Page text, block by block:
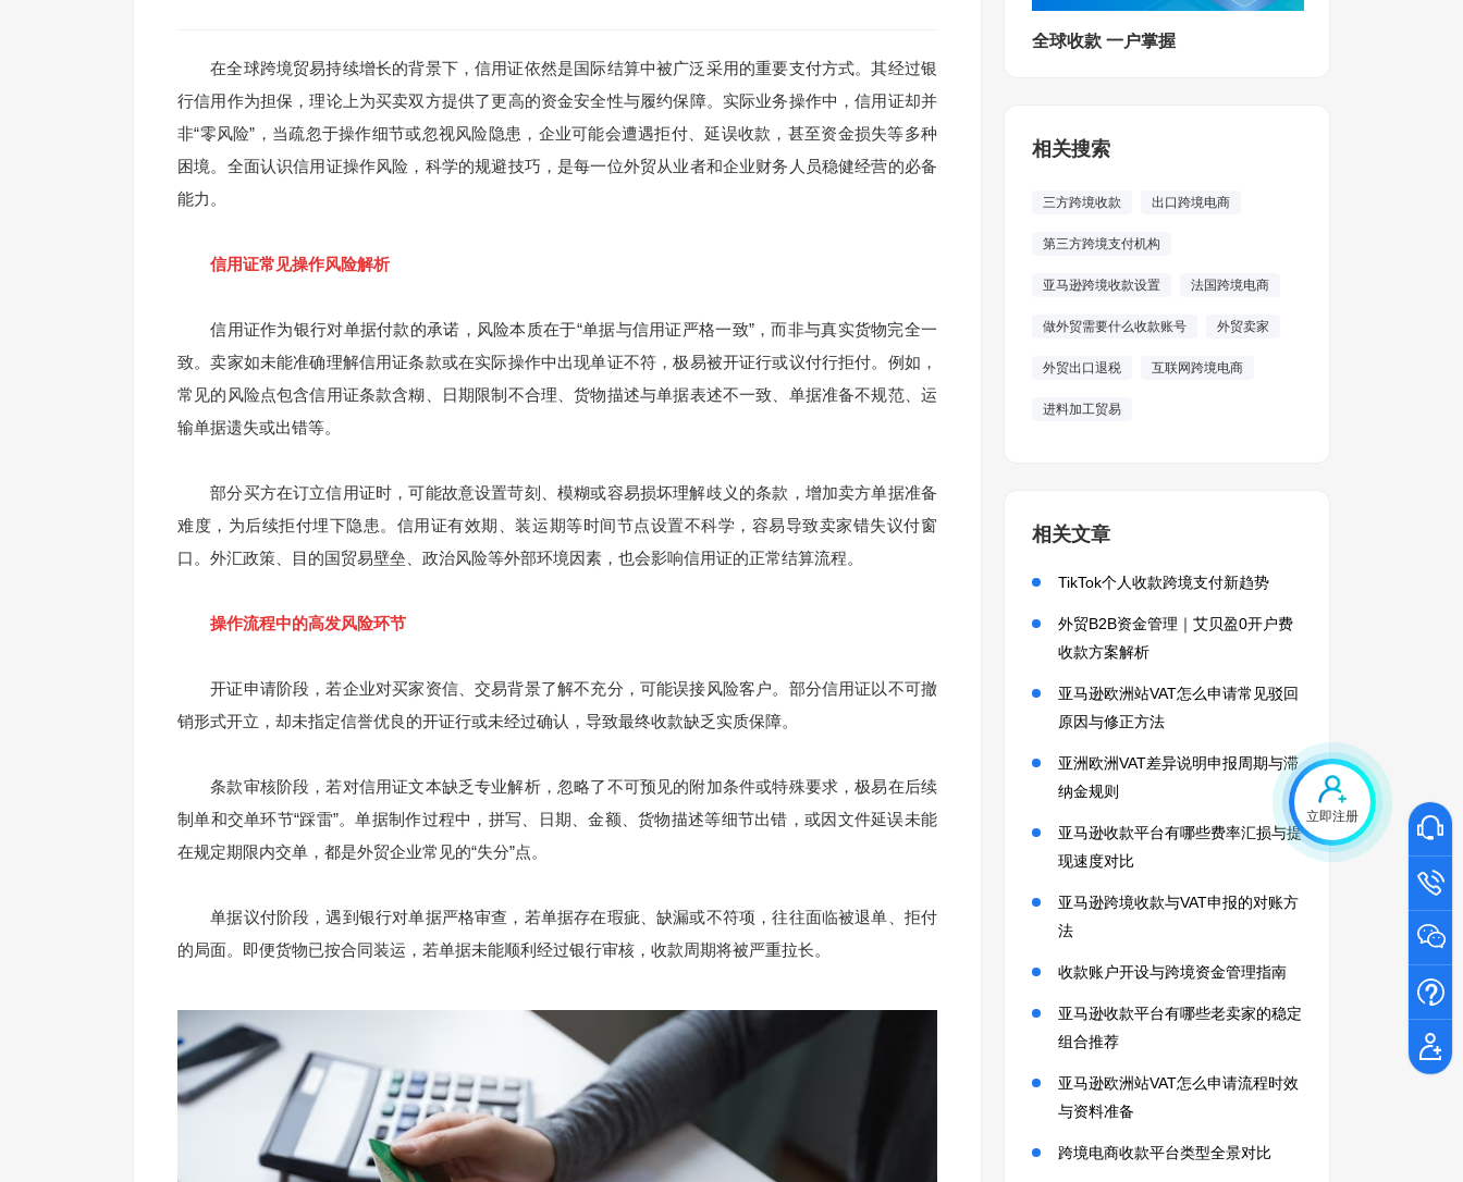
立即注册
在全球跨境贸易持续增长的背景下，信用证依然是国际结算中被广泛采用的重要支付方式。其经过银
行信用作为担保，理论上为买卖双方提供了更高的资金安全性与履约保障。实际业务操作中，信用证却并
非“零风险”，当疏忽于操作细节或忽视风险隐患，企业可能会遭遇拒付、延误收款，甚至资金损失等多种
困境。全面认识信用证操作风险，科学的规避技巧，是每一位外贸从业者和企业财务人员稳健经营的必备
能力。
信用证常见操作风险解析
信用证作为银行对单据付款的承诺，风险本质在于“单据与信用证严格一致”，而非与真实货物完全一
致。卖家如未能准确理解信用证条款或在实际操作中出现单证不符，极易被开证行或议付行拒付。例如，
常见的风险点包含信用证条款含糊、日期限制不合理、货物描述与单据表述不一致、单据准备不规范、运
输单据遗失或出错等。
部分买方在订立信用证时，可能故意设置苛刻、模糊或容易损坏理解歧义的条款，增加卖方单据准备
难度，为后续拒付埋下隐患。信用证有效期、装运期等时间节点设置不科学，容易导致卖家错失议付窗
口。外汇政策、目的国贸易壁垒、政治风险等外部环境因素，也会影响信用证的正常结算流程。
操作流程中的高发风险环节
开证申请阶段，若企业对买家资信、交易背景了解不充分，可能误接风险客户。部分信用证以不可撤
销形式开立，却未指定信誉优良的开证行或未经过确认，导致最终收款缺乏实质保障。
条款审核阶段，若对信用证文本缺乏专业解析，忽略了不可预见的附加条件或特殊要求，极易在后续
制单和交单环节“踩雷”。单据制作过程中，拼写、日期、金额、货物描述等细节出错，或因文件延误未能
在规定期限内交单，都是外贸企业常见的“失分”点。
单据议付阶段，遇到银行对单据严格审查，若单据存在瑕疵、缺漏或不符项，往往面临被退单、拒付
的局面。即便货物已按合同装运，若单据未能顺利经过银行审核，收款周期将被严重拉长。
全球收款 一户掌握
相关搜索
三方跨境收款 出口跨境电商
第三方跨境支付机构
亚马逊跨境收款设置 法国跨境电商
做外贸需要什么收款账号 外贸卖家
外贸出口退税 互联网跨境电商
进料加工贸易
相关文章
TikTok个人收款跨境支付新趋势
外贸B2B资金管理｜艾贝盈0开户费
收款方案解析
亚马逊欧洲站VAT怎么申请常见驳回
原因与修正方法
亚洲欧洲VAT差异说明申报周期与滞
纳金规则
亚马逊收款平台有哪些费率汇损与提
现速度对比
亚马逊跨境收款与VAT申报的对账方
法
收款账户开设与跨境资金管理指南
亚马逊收款平台有哪些老卖家的稳定
组合推荐
亚马逊欧洲站VAT怎么申请流程时效
与资料准备
跨境电商收款平台类型全景对比